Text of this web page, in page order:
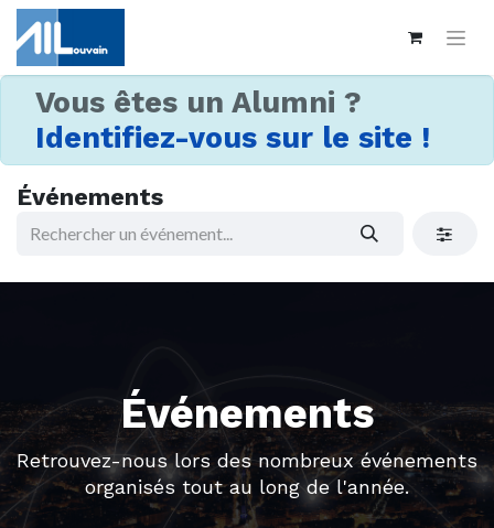
Vous êtes un Alumni ?
Identifiez-vous sur le site !
Événements
Événements
Retrouvez-nous lors des nombreux événements
organisés tout au long de l'année.